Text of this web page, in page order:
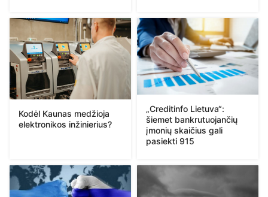
Kodėl Kaunas medžioja
elektronikos inžinierius?
„Creditinfo Lietuva“:
šiemet bankrutuojančių
įmonių skaičius gali
pasiekti 915